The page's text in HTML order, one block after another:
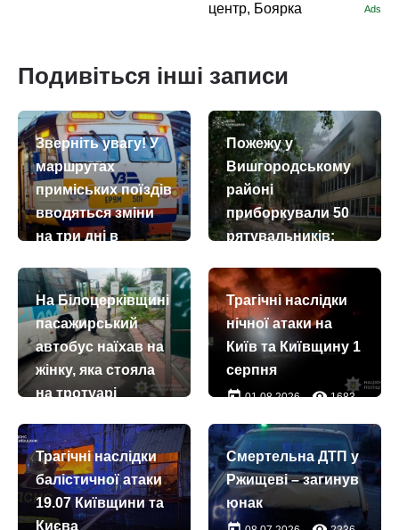
центр, Боярка
Ads
Подивіться інші записи
Зверніть увагу! У
маршрутах
приміських поїздів
вводяться зміни
на три дні в
today17.07.2026 remove_red_eye931
Пожежу у
Вишгородському
районі
приборкували 50
рятувальників:
комплексного
обслуговування
для бездомних
осіб
today23.07.2026 2170
На Білоцерківщині
пасажирський
автобус наїхав на
жінку, яка стояла
на тротуарі
Трагічні наслідки
нічної атаки на
Київ та Київщину 1
серпня
today01.08.2026 remove_red_eye1683
Трагічні наслідки
балістичної атаки
19.07 Київщини та
Києва
Смертельна ДТП у
Ржищеві – загинув
юнак